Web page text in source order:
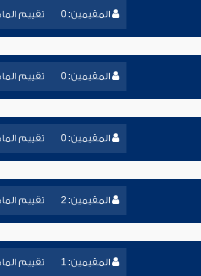
المقيمين: 0 تقييم
المقيمين: 0 تقييم
المقيمين: 0 تقييم
المقيمين: 2 تقييم
المقيمين: 1 تقييم